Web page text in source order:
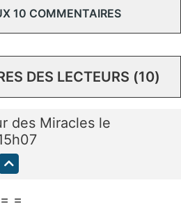
10 COMMENTAIRES
DES LECTEURS (10)
des Miracles le
=